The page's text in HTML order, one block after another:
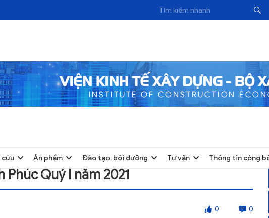
cứu Ấn phẩm Đào tạo, bồi dưỡng Tư vấn Thông tin công
Quý I năm 2021
0 0